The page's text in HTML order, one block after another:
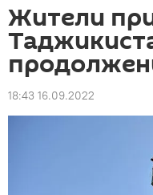
Жители
18:43 16.09.2022